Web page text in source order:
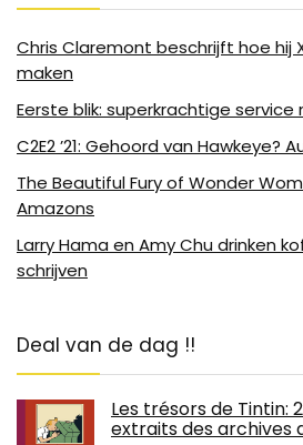
Chris Claremont beschrijft hoe hij
maken
Eerste blik: superkrachtige
C2E2 ’21: Gehoord van Hawkeye?
The Beautiful Fury of Wonder
Amazons
Larry Hama en Amy Chu drinken
schrijven
Deal van de dag !!
Les trésors de Tintin:
extraits des archives